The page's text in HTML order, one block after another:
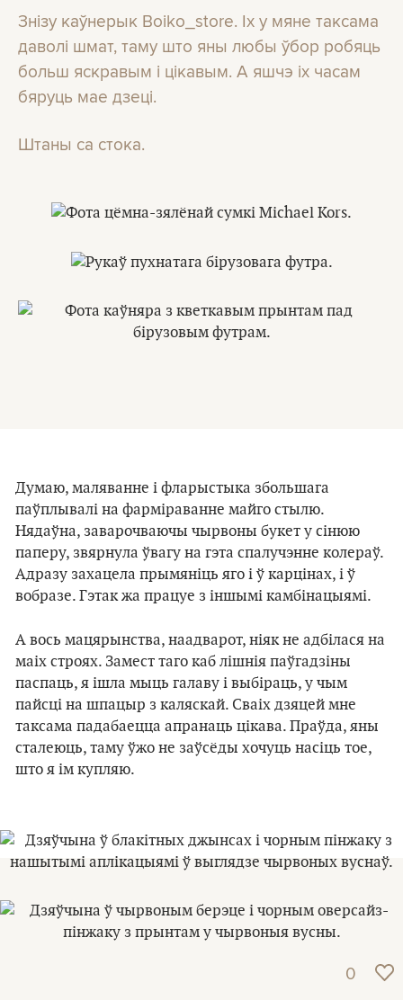
Знізу каўнерык Boiko_store. Іх у мяне таксама
даволі шмат, таму што яны любы ўбор робяць
больш яскравым і цікавым. А яшчэ іх часам
бяруць мае дзеці.
Штаны са стока.
Думаю, маляванне і фларыстыка збольшага
паўплывалі на фарміраванне майго стылю.
Нядаўна, заварочваючы чырвоны букет у сінюю
паперу, звярнула ўвагу на гэта спалучэнне колераў.
Адразу захацела прымяніць яго і ў карцінах, і ў
вобразе. Гэтак жа працуе з іншымі камбінацыямі.
А вось мацярынства, наадварот, ніяк не адбілася на
маіх строях. Замест таго каб лішнія паўгадзіны
паспаць, я ішла мыць галаву і выбіраць, у чым
пайсці на шпацыр з каляскай. Сваіх дзяцей мне
таксама падабаецца апранаць цікава. Праўда, яны
сталеюць, таму ўжо не заўсёды хочуць насіць тое,
што я ім купляю.
0